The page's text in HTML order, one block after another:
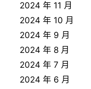
2024 年 11 月
2024 年 10 月
2024 年 9 月
2024 年 8 月
2024 年 7 月
2024 年 6 月